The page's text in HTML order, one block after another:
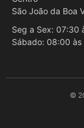
São João da Boa
Seg a Sex: 07:30
Sábado: 08:00 às
©